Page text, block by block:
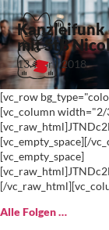
Kanzleifunk
mit StB
13. April 2018
[vc_row
[vc_column width="2/
[vc_empty_space][/
[vc_empty_space]
[/
Alle Folgen …